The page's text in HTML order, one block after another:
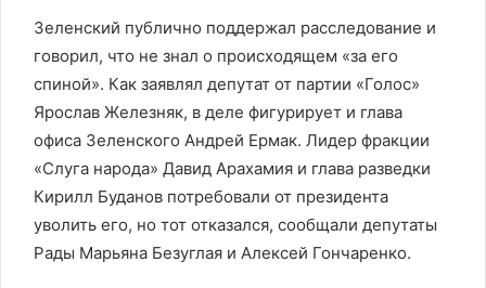
Зеленский публично поддержал расследование и
говорил, что не знал о происходящем «за его
спиной». Как заявлял депутат от партии «Голос»
Ярослав Железняк, в деле фигурирует и глава
офиса Зеленского Андрей Ермак. Лидер фракции
«Слуга народа» Давид Арахамия и глава разведки
Кирилл Буданов потребовали от президента
уволить его, но тот отказался, сообщали депутаты
Рады Марьяна Безуглая и Алексей Гончаренко.